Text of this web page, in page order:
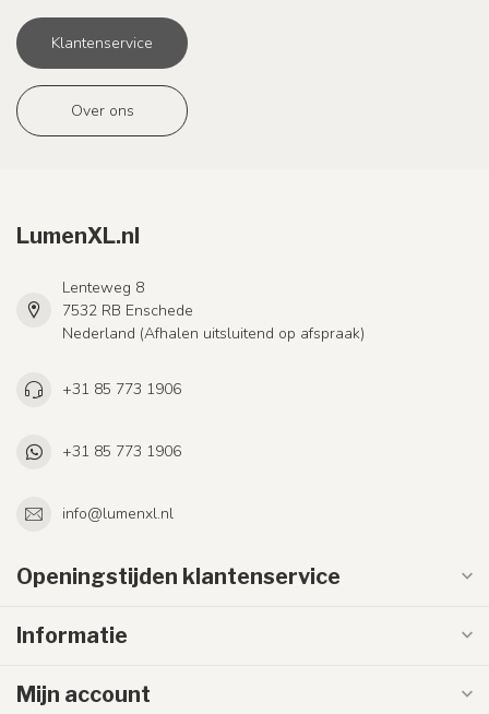
Klantenservice
Over ons
LumenXL.nl
Lenteweg 8
7532 RB Enschede
Nederland (Afhalen uitsluitend op afspraak)
+31 85 773 1906
+31 85 773 1906
info@lumenxl.nl
Openingstijden klantenservice
Informatie
Mijn account